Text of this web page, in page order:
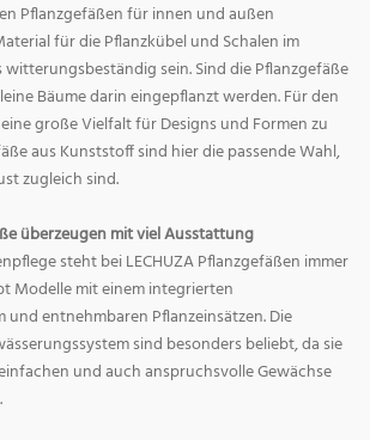
Pflanzgefäßen für innen und außen
für die Pflanzkübel und Schalen im
sein. Sind die Pflanzgefäße
Bäume darin eingepflanzt werden. Für den
große Vielfalt für Designs und Formen zu
aus Kunststoff sind hier die passende Wahl,
zugleich sind.
überzeugen mit viel Ausstattung
steht bei LECHUZA Pflanzgefäßen immer
Modelle mit einem integrierten
und entnehmbaren Pflanzeinsätzen. Die
sind besonders beliebt, da sie
und auch anspruchsvolle Gewächse